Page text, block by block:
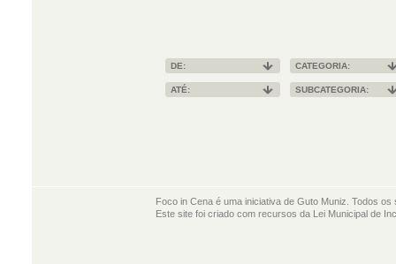
DE:
ATÉ:
CATEGORIA:
SUBCATEGORIA:
Foco in Cena é uma iniciativa de Guto Muniz. Todos
Este site foi criado com recursos da Lei Municipal de